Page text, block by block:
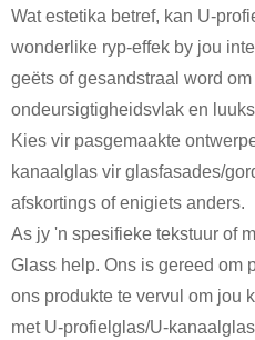
Wat estetika betref, kan U-
wonderlike ryp-effek by jou
geëts of gesandstraal word
ondeursigtigheidsvlak en
Kies vir pasgemaakte
kanaalglas vir glasfasades/
afskortings of enigiets anders.
As jy 'n spesifieke tekstuur of
Glass help. Ons is gereed om
ons produkte te vervul om jou
met U-profielglas/U-